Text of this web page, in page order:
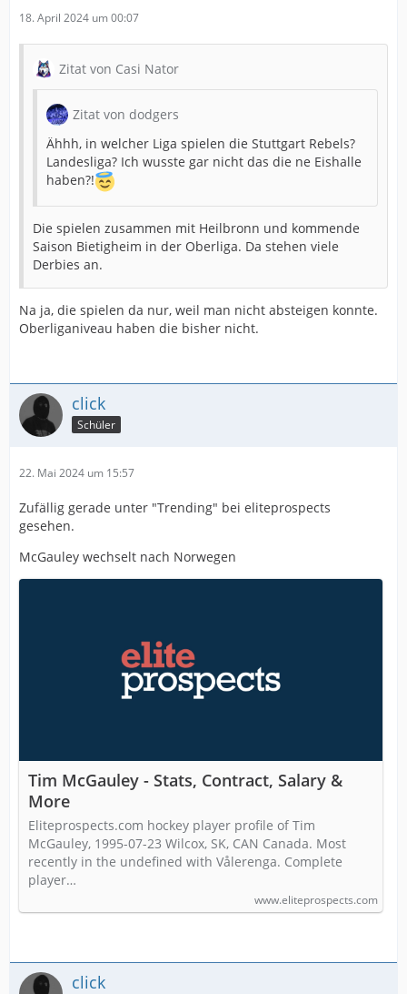
18. April 2024 um 00:07
Zitat von Casi Nator
Zitat von dodgers
Ähhh, in welcher Liga spielen die Stuttgart Rebels?
Landesliga? Ich wusste gar nicht das die ne Eishalle
haben?!
Die spielen zusammen mit Heilbronn und kommende
Saison Bietigheim in der Oberliga. Da stehen viele
Derbies an.
Na ja, die spielen da nur, weil man nicht absteigen konnte.
Oberliganiveau haben die bisher nicht.
click
Schüler
22. Mai 2024 um 15:57
Zufällig gerade unter "Trending" bei eliteprospects
gesehen.
McGauley wechselt nach Norwegen
Tim McGauley - Stats, Contract, Salary &
More
Eliteprospects.com hockey player profile of Tim
McGauley, 1995-07-23 Wilcox, SK, CAN Canada. Most
recently in the undefined with Vålerenga. Complete
player…
www.eliteprospects.com
click